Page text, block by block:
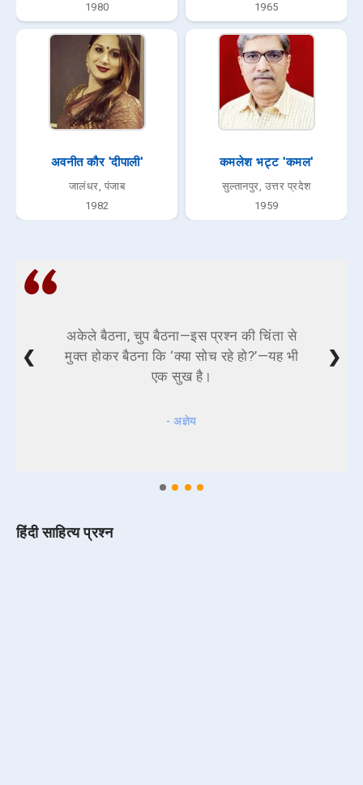
1980
1965
अवनीत कौर 'दीपाली'
जालंधर, पंजाब
1982
कमलेश भट्ट 'कमल'
सुल्तानपुर, उत्तर प्रदेश
1959
अकेले बैठना, चुप बैठना—इस प्रश्न की चिंता से
मुक्त होकर बैठना कि ‘क्या सोच रहे हो?’—यह भी
एक सुख है।
- अज्ञेय
❮ ❯
हिंदी साहित्य प्रश्न